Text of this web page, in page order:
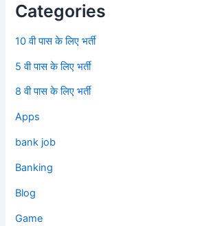
Categories
10 वी पास के लिए भर्ती
5 वी पास के लिए भर्ती
8 वी पास के लिए भर्ती
Apps
bank job
Banking
Blog
Game